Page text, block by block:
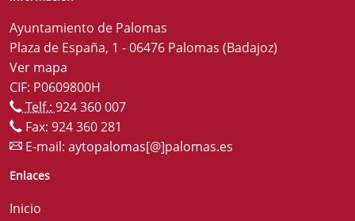
Ayuntamiento de Palomas
Plaza de España, 1 - 06476 Palomas (Badajoz)
Ver mapa
CIF: P0609800H
Telf.: 924 360 007
Fax: 924 360 281
E-mail: aytopalomas[@]palomas.es
Enlaces
Inicio